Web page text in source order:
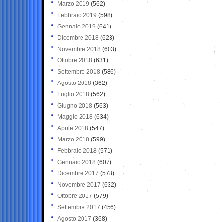
Marzo 2019 (562)
Febbraio 2019 (598)
Gennaio 2019 (641)
Dicembre 2018 (623)
Novembre 2018 (603)
Ottobre 2018 (631)
Settembre 2018 (586)
Agosto 2018 (362)
Luglio 2018 (562)
Giugno 2018 (563)
Maggio 2018 (634)
Aprile 2018 (547)
Marzo 2018 (599)
Febbraio 2018 (571)
Gennaio 2018 (607)
Dicembre 2017 (578)
Novembre 2017 (632)
Ottobre 2017 (579)
Settembre 2017 (456)
Agosto 2017 (368)